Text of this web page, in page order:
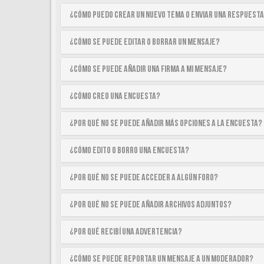
¿Cómo puedo crear un nuevo tema o enviar una
¿Cómo se puede editar o borrar un mensaje?
¿Cómo se puede añadir una firma a mi mensaje?
¿Cómo creo una encuesta?
¿Por qué no se puede añadir más opciones a la encuesta?
¿Cómo edito o borro una encuesta?
¿Por qué no se puede acceder a algún foro?
¿Por qué no se puede añadir archivos adjuntos?
¿Por qué recibí una advertencia?
¿Cómo se puede reportar un mensaje a un moderador?